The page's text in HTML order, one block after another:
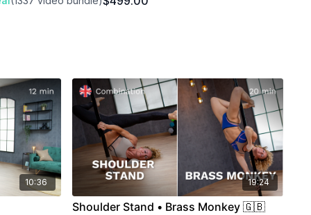
10:36 19:24
Shoulder Stand • Brass Monkey 🇬🇧